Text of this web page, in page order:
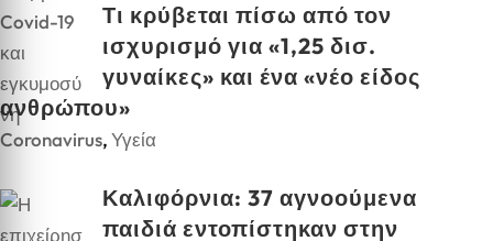
Τι κρύβεται πίσω από τον
ισχυρισμό για «1,25 δισ.
γυναίκες» και ένα «νέο είδος
ανθρώπου»
Coronavirus,Υγεία
Καλιφόρνια: 37 αγνοούμενα
παιδιά εντοπίστηκαν στην